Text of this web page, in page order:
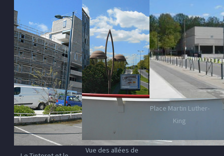
Vue des allées de
Place Martin Luther-
King